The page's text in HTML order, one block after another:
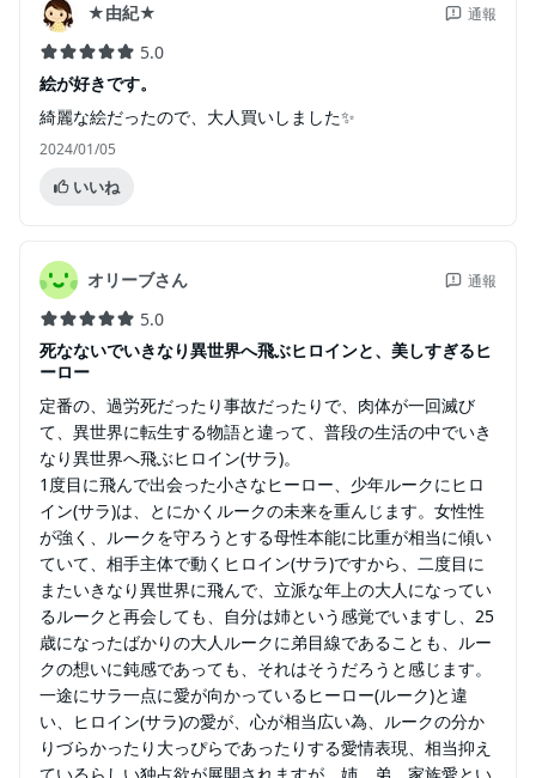
★由紀★ 通報
5.0
絵が好きです。
綺麗な絵だったので、大人買いしました✨️
2024/01/05
いいね
オリーブさん 通報
5.0
死なないでいきなり異世界へ飛ぶヒロインと、美しすぎるヒ
ーロー
定番の、過労死だったり事故だったりで、肉体が一回滅び
て、異世界に転生する物語と違って、普段の生活の中でいき
なり異世界へ飛ぶヒロイン(サラ)。
1度目に飛んで出会った小さなヒーロー、少年ルークにヒロ
イン(サラ)は、とにかくルークの未来を重んじます。女性性
が強く、ルークを守ろうとする母性本能に比重が相当に傾い
ていて、相手主体で動くヒロイン(サラ)ですから、二度目に
またいきなり異世界に飛んで、立派な年上の大人になってい
るルークと再会しても、自分は姉という感覚でいますし、25
歳になったばかりの大人ルークに弟目線であることも、ルー
クの想いに鈍感であっても、それはそうだろうと感じます。
一途にサラ一点に愛が向かっているヒーロー(ルーク)と違
い、ヒロイン(サラ)の愛が、心が相当広い為、ルークの分か
りづらかったり大っぴらであったりする愛情表現、相当抑え